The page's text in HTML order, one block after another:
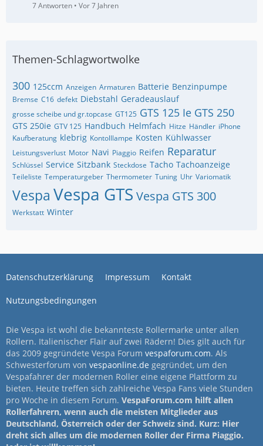
7 Antworten Vor 7 Jahren
Themen-Schlagwortwolke
300 125ccm Anzeigen Armaturen Batterie Benzinpumpe
Bremse C16 defekt Diebstahl Geradeauslauf
grosse scheibe und gr.topcase GT125 GTS 125 Ie GTS 250
GTS 250ie GTV 125 Handbuch Helmfach Hitze Händler iPhone
Kaufberatung klebrig Kontolllampe Kosten Kühlwasser
Leistungsverlust Motor Navi Piaggio Reifen Reparatur
Schlüssel Service Sitzbank Steckdose Tacho Tachoanzeige
Teileliste Temperaturgeber Thermometer Tuning Uhr Variomatik
Vespa Vespa GTS Vespa GTS 300
Werkstatt Winter
Datenschutzerklärung Impressum Kontakt
Nutzungsbedingungen
Die Vespa ist wohl die bekannteste Rollermarke unter allen
Rollern. Italienischer Flair auf zwei Rädern! Dies gilt auch für
das 2009 gegründete Vespa Forum vespaforum.com. Als
Schwesterforum von vespaonline.de gegründet, um den
Vespafahrer der modernen Roller eine eigene Plattform zu
bieten. Heute treffen sich zahlreiche Vespa Fans viele Stunden
pro Woche in diesem Forum. VespaForum.com hilft allen
Rollerfahrern, wenn auch die meisten Mitglieder aus
Deutschland, Österreich oder der Schweiz sind. Kurz: Hier
dreht sich alles um die modernen Roller der Firma Piaggio.